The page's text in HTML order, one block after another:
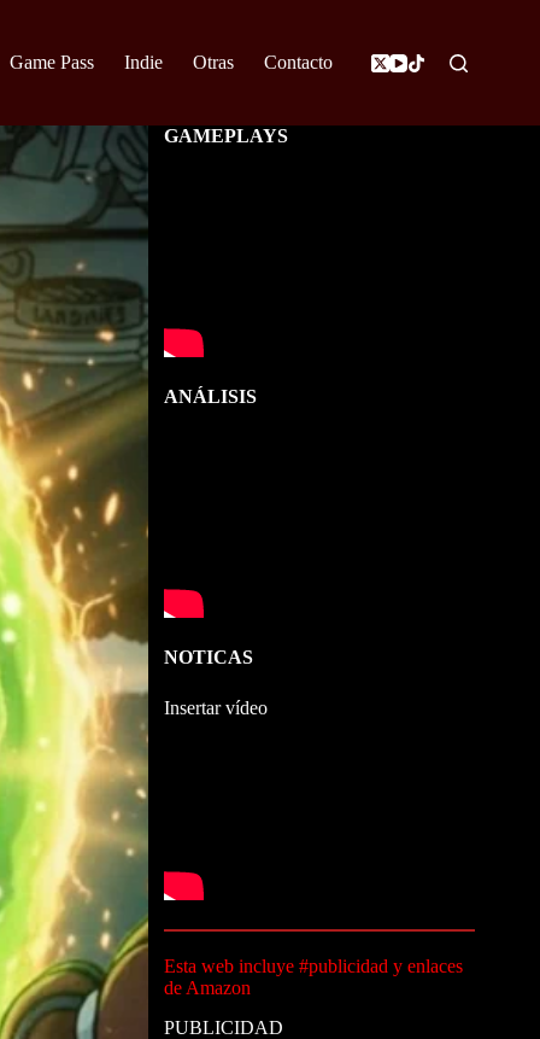
Game Pass Indie Otras Contacto
GAMEPLAYS
ANÁLISIS
NOTICAS
Insertar vídeo
Esta web incluye #publicidad y enlaces
de Amazon
PUBLICIDAD